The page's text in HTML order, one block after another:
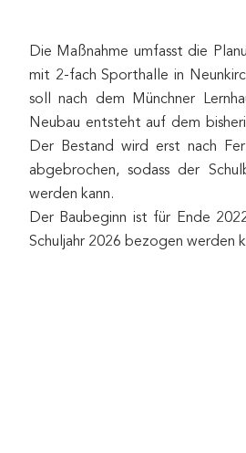
Die Maßnahme umfasst die
mit 2-fach Sporthalle in
soll nach dem Münchner
Neubau entsteht auf dem
Der Bestand wird erst nach
abgebrochen, sodass der
werden kann.
Der Baubeginn ist für Ende
Schuljahr 2026 bezogen werden